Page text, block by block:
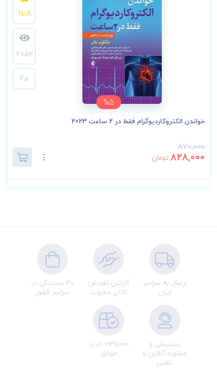
%5
N/A
6752
Fa
خواندن الکتروکاردیوگرام فقط در 2 ساعت 2023
870,000
828,000 تومان
ارسال به سراسر
ایران
گارانتی تعویض
کالای معیوب
30 نمایندگی در
سراسر کشور
پشتیبانی و
مشاوره آنلاین و
تلفنی
135000+ خرید
موفق